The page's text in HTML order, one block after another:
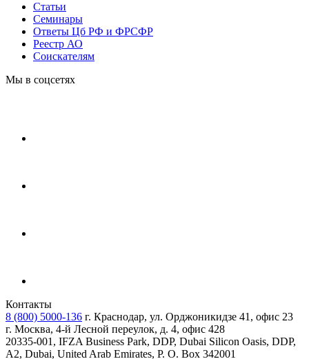
Статьи
Cеминары
Ответы Цб РФ и ФРСФР
Реестр АО
Соискателям
Мы в соцсетях
Контакты
8 (800) 5000-136 г. Краснодар, ул. Орджоникидзе 41, офис 23
г. Москва, 4-й Лесной переулок, д. 4, офис 428
20335-001, IFZA Business Park, DDP, Dubai Silicon Oasis, DDP,
A2, Dubai, United Arab Emirates, P. O. Box 342001